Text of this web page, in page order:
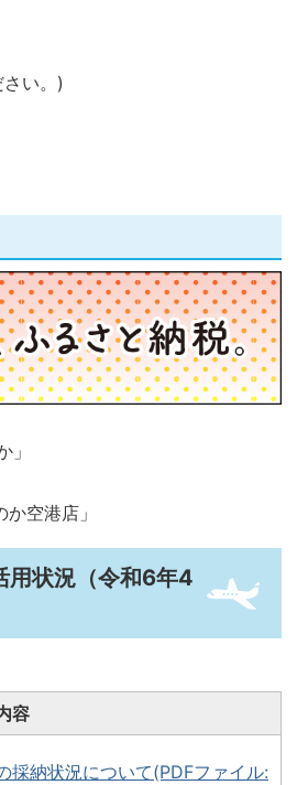
い。)
港店」
用状況（令和6年4
容
採納状況について(PDFファイル: